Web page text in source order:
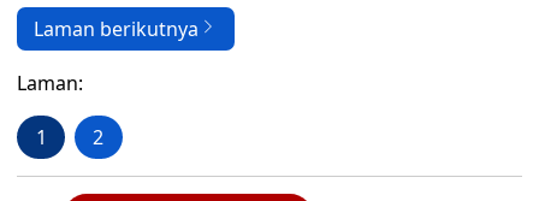
Laman berikutnya
Laman:
1 2